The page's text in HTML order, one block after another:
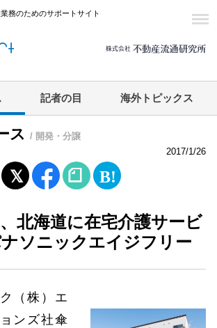
務のためのサポートサイト
記者の目 海外トピックス
ス / 開発・分譲
2017/1/26
北海道に在宅介護サービ
ソニックエイジフリー
（株）エ
ンズ社傘